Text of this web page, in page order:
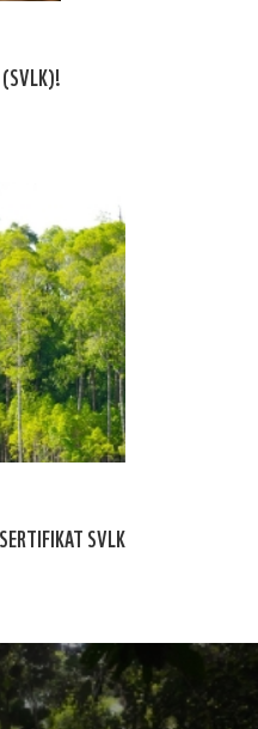
(SVLK)!
SVLK